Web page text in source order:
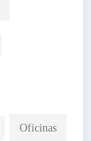
Oficinas